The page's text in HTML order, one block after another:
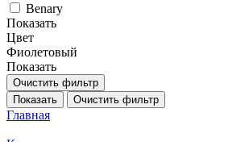
Benary
Показать
Цвет
Фиолетовый
Показать
Очистить фильтр
Показать
Очистить фильтр
Главная